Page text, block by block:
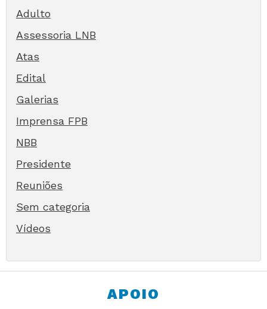
Adulto
Assessoria LNB
Atas
Edital
Galerias
Imprensa FPB
NBB
Presidente
Reuniões
Sem categoria
Vídeos
APOIO